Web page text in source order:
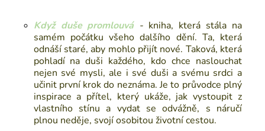
Když duše promlouvá - kniha, která stála na
samém počátku všeho dalšího dění. Ta, která
odnáší staré, aby mohlo přijít nové. Taková, která
pohladí na duši každého, kdo chce naslouchat
nejen své mysli, ale i své duši a svému srdci a
učinit první krok do neznáma. Je to průvodce plný
inspirace a přítel, který ukáže, jak vystoupit z
vlastního stínu a vydat se odvážně, s náručí
plnou neděje, svojí osobitou životní cestou.